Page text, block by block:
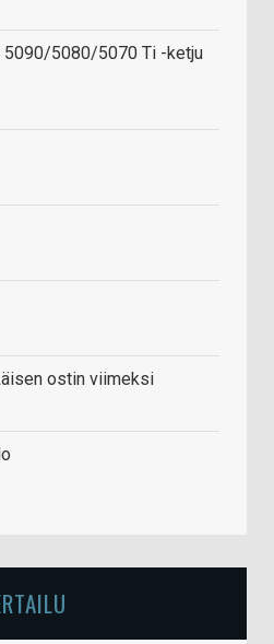
5090/5080/5070 Ti -ketju
ostin viimeksi